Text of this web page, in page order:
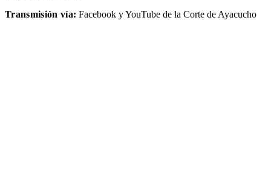
Transmisión vía: Facebook y YouTube de la Corte de Ayacucho